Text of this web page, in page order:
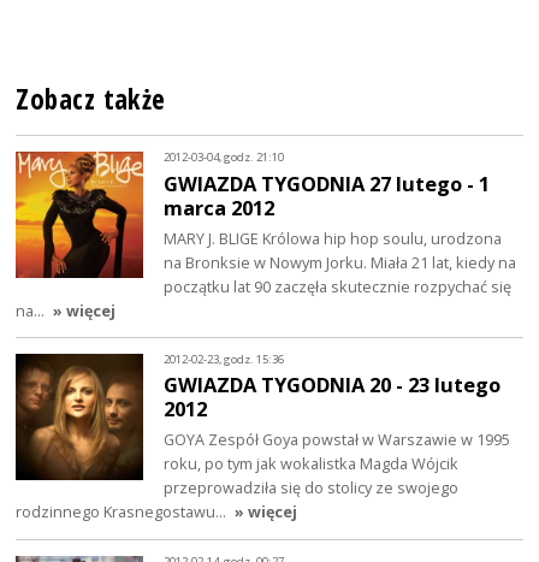
Zobacz także
2012-03-04, godz. 21:10
GWIAZDA TYGODNIA 27 lutego - 1
marca 2012
MARY J. BLIGE Królowa hip hop soulu, urodzona
na Bronksie w Nowym Jorku. Miała 21 lat, kiedy na
początku lat 90 zaczęła skutecznie rozpychać się
na… » więcej
2012-02-23, godz. 15:36
GWIAZDA TYGODNIA 20 - 23 lutego
2012
GOYA Zespół Goya powstał w Warszawie w 1995
roku, po tym jak wokalistka Magda Wójcik
przeprowadziła się do stolicy ze swojego
rodzinnego Krasnegostawu… » więcej